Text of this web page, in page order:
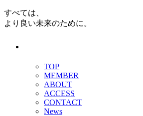
すべては、
より良い未来のために。
TOP
MEMBER
ABOUT
ACCESS
CONTACT
News